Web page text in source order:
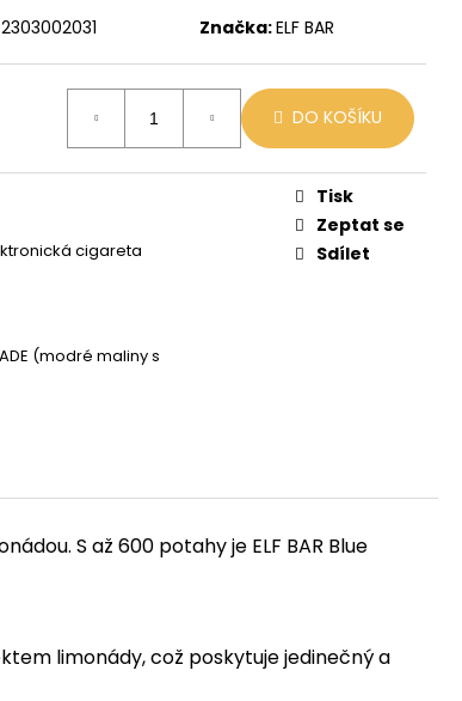
Značka:ELF BAR
DO KOŠÍKU
cigareta
(modré maliny s
Tisk
Zeptat se
Sdílet
S až 600 potahy je ELF BAR Blue
limonády, což poskytuje jedinečný a